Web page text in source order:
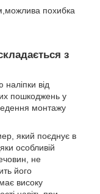
похибка
з
наліпки від
пошкоджень у
монтажу
який поєднує в
особливій
не
його
високу